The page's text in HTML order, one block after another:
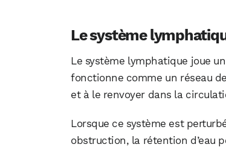
Le système
Le système lymphatique joue
fonctionne comme un réseau de
et à le renvoyer dans la
Lorsque ce système est
obstruction, la rétention d’eau